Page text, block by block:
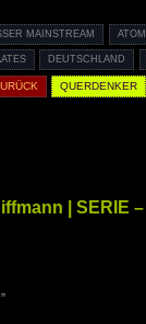
MAINSTREAM
DEUTSCHLAND
QUERDENKER
| SERIE